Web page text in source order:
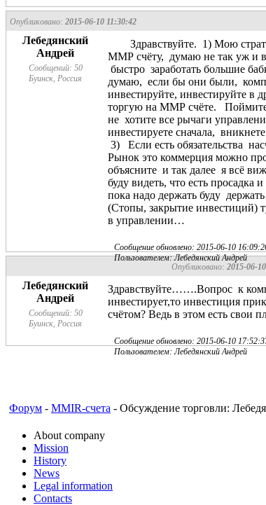
Опубликовано: 2015-06-10 11:30:42
Лебедянский
Андрей
Сообщений: 50
Буинск, Россия
Здравствуйте. 1) Мою
ММР счёту, думаю не так уж и
быстро заработать большие
думаю, если бы они были,
инвестируйте, инвестируйте в
торгую на ММР счёте. Поймите
не хотите все рычаги
инвестируете сначала,
3) Если есть обязательства
Рынок это коммерция можно
объясните и так далее я всё
буду видеть, что есть просадка
пока надо держать буду
(Стопы, закрытие инвестиций)
в управлении…
Сообщение обновлено: 2015-06-10
Пользователем: Лебедянский Андрей
Опубликовано: 2015-06-
Лебедянский
Андрей
Сообщений: 50
Буинск, Россия
Здравствуйте…….Вопрос к
инвестирует,то инвестиция
счётом? Ведь в этом есть
Сообщение обновлено: 2015-06-10
Пользователем: Лебедянский Андрей
Форум - MMIR-счета - Обсуждение торговли:
About company
Mission
History
News
Legal information
Contacts